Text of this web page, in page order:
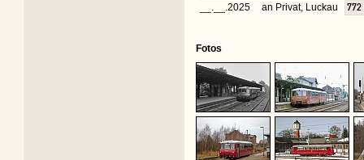
__.__.2025 an Privat, Luckau 772
Fotos